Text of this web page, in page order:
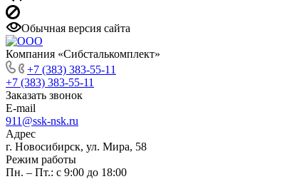
Обычная версия сайта
Компания «Сибсталькомплект»
+7 (383) 383-55-11
+7 (383) 383-55-11
Заказать звонок
E-mail
911@ssk-nsk.ru
Адрес
г. Новосибирск, ул. Мира, 58
Режим работы
Пн. – Пт.: с 9:00 до 18:00